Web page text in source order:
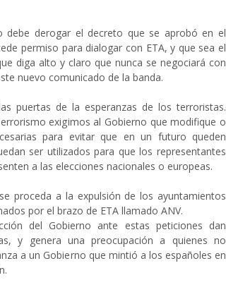
debe derogar el decreto que se aprobó en el
permiso para dialogar con ETA, y que sea el
diga alto y claro que nunca se negociará con
nuevo comunicado de la banda.
puertas de la esperanzas de los terroristas.
exigimos al Gobierno que modifique o
para evitar que en un futuro queden
ser utilizados para que los representantes
a las elecciones nacionales o europeas.
proceda a la expulsión de los ayuntamientos
por el brazo de ETA llamado ANV.
del Gobierno ante estas peticiones dan
y genera una preocupación a quienes no
a un Gobierno que mintió a los españoles en